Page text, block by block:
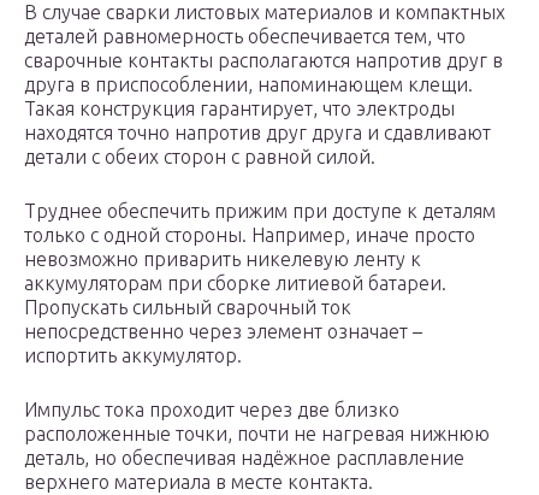
В случае сварки листовых материалов и компактных
деталей равномерность обеспечивается тем, что
сварочные контакты располагаются напротив друг в
друга в приспособлении, напоминающем клещи.
Такая конструкция гарантирует, что электроды
находятся точно напротив друг друга и сдавливают
детали с обеих сторон с равной силой.
Труднее обеспечить прижим при доступе к деталям
только с одной стороны. Например, иначе просто
невозможно приварить никелевую ленту к
аккумуляторам при сборке литиевой батареи.
Пропускать сильный сварочный ток
непосредственно через элемент означает –
испортить аккумулятор.
Импульс тока проходит через две близко
расположенные точки, почти не нагревая нижнюю
деталь, но обеспечивая надёжное расплавление
верхнего материала в месте контакта.